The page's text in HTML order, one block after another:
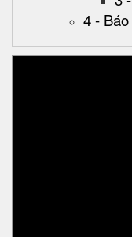
4 -